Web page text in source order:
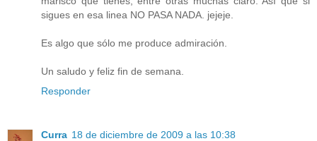
sigues en esa linea NO PASA NADA. jejeje.
Es algo que sólo me produce admiración.
Un saludo y feliz fin de semana.
Responder
Curra 18 de diciembre de 2009 a las 10:38